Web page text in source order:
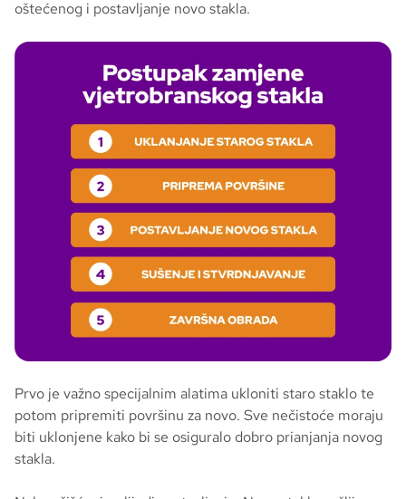
oštećenog i postavljanje novo stakla.
Prvo je važno specijalnim alatima ukloniti staro staklo te
potom pripremiti površinu za novo. Sve nečistoće moraju
biti uklonjene kako bi se osiguralo dobro prianjanja novog
stakla.